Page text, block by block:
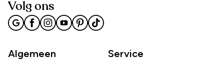
Volg ons
Algemeen
Service